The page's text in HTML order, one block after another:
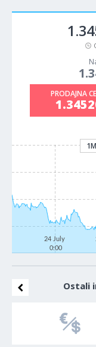
PRODAJNA
1M
24 July
0:00
Ostali